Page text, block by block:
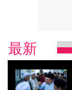
最新